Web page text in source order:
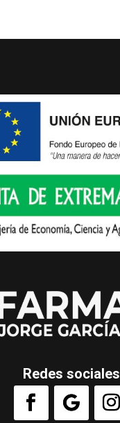
Redes sociales